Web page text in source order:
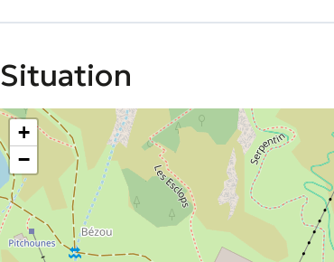
Situation
+
−